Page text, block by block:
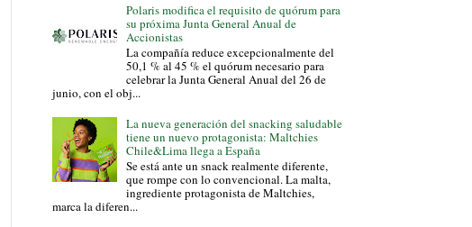
Polaris modifica el requisito de quórum para
su próxima Junta General Anual de
Accionistas
La compañía reduce excepcionalmente del
50,1 % al 45 % el quórum necesario para
celebrar la Junta General Anual del 26 de
junio, con el obj...
La nueva generación del snacking saludable
tiene un nuevo protagonista: Maltchies
Chile&Lima llega a España
Se está ante un snack realmente diferente,
que rompe con lo convencional. La malta,
ingrediente protagonista de Maltchies,
marca la diferen...